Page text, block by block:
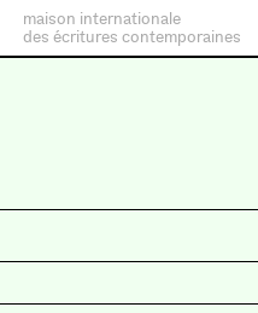
maison internationale
des écritures contemporaines